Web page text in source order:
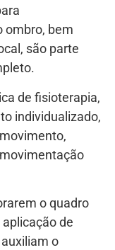
ombro, bem
são parte
de fisioterapia,
individualizado,
o quadro
de
o